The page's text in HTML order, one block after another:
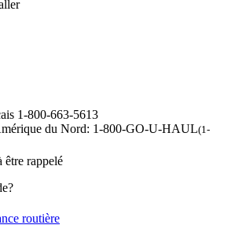
1-800-663-5613
du Nord: 1-800-GO-U-HAUL(1-
être rappelé
routière